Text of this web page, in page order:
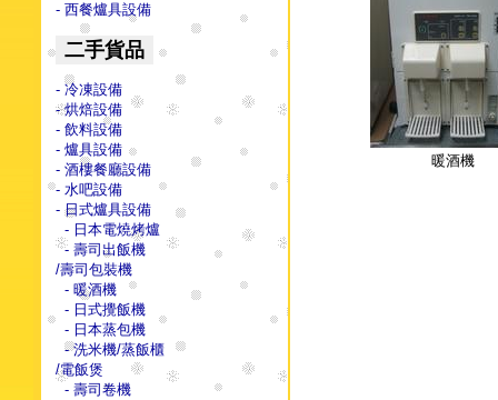
- 西餐爐具設備
二手貨品
- 冷凍設備
- 烘焙設備
- 飲料設備
- 爐具設備
- 酒樓餐廳設備
- 水吧設備
- 日式爐具設備
- 日本電燒烤爐
- 壽司出飯機
/壽司包裝機
- 暖酒機
- 日式攪飯機
- 日本蒸包機
- 洗米機/蒸飯櫃
/電飯煲
- 壽司卷機
暖酒機